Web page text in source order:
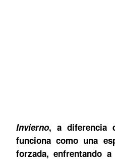
Invierno, a diferencia
funciona como una
forzada, enfrentando